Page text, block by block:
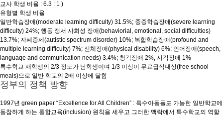
교사 학생 비율 : 6.3 : 1 )
유형별 학생 비율
일반학습장애(moderate learning difficulty) 31.5%; 중증학습장애(severe learning
difficulty) 24%; 행동 정서 사회성 장애(behaviorial, emotional, social difficulties)
13.7%; 자폐증세(autistic spectrum disorder) 10%; 복합학습장애(profound and
multiple learning difficulty) 7%; 신체장애(physical disability) 6%; 언어장애(speech,
languaqe and communication needs) 3.4%; 청각장애 2%, 시각장애 1%
특수학교 재학생의 2/3 정도가 남학생이며 1/3 이상이 무료급식대상(free school
meals)으로 일반 학교의 2배 이상에 달함
정부의 정책 방향
1997년 green paper “Excellence for All Children” : 특수아동들도 가능한 일반학교에
동참하게 하는 통합교육(inclusion) 원칙을 세우고 그러한 맥락에서 특수학교의 역할